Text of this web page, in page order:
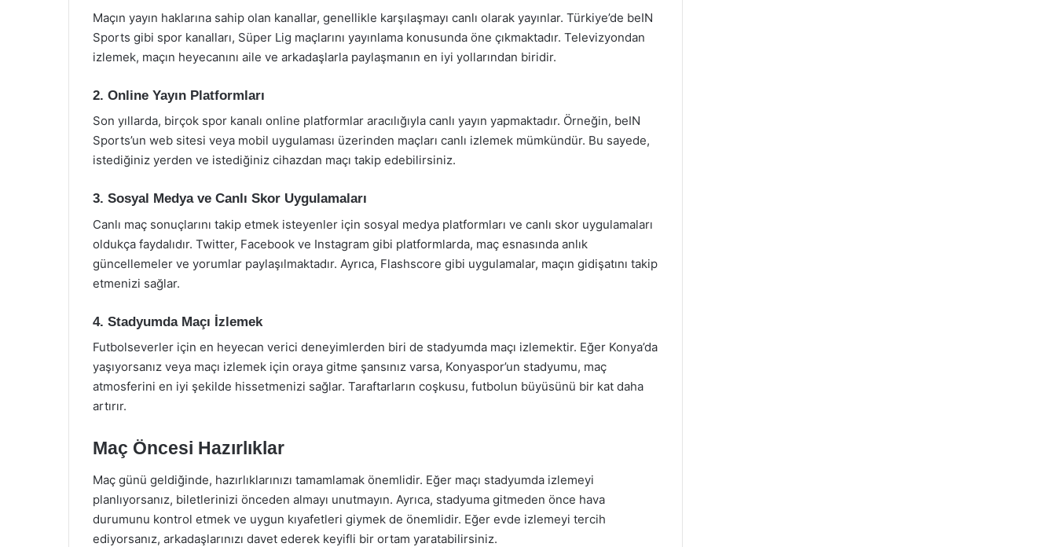
Maçın yayın haklarına sahip olan kanallar, genellikle karşılaşmayı canlı olarak yayınlar. Türkiye’de beIN
Sports gibi spor kanalları, Süper Lig maçlarını yayınlama konusunda öne çıkmaktadır. Televizyondan
izlemek, maçın heyecanını aile ve arkadaşlarla paylaşmanın en iyi yollarından biridir.
2. Online Yayın Platformları
Son yıllarda, birçok spor kanalı online platformlar aracılığıyla canlı yayın yapmaktadır. Örneğin, beIN
Sports’un web sitesi veya mobil uygulaması üzerinden maçları canlı izlemek mümkündür. Bu sayede,
istediğiniz yerden ve istediğiniz cihazdan maçı takip edebilirsiniz.
3. Sosyal Medya ve Canlı Skor Uygulamaları
Canlı maç sonuçlarını takip etmek isteyenler için sosyal medya platformları ve canlı skor uygulamaları
oldukça faydalıdır. Twitter, Facebook ve Instagram gibi platformlarda, maç esnasında anlık
güncellemeler ve yorumlar paylaşılmaktadır. Ayrıca, Flashscore gibi uygulamalar, maçın gidişatını takip
etmenizi sağlar.
4. Stadyumda Maçı İzlemek
Futbolseverler için en heyecan verici deneyimlerden biri de stadyumda maçı izlemektir. Eğer Konya’da
yaşıyorsanız veya maçı izlemek için oraya gitme şansınız varsa, Konyaspor’un stadyumu, maç
atmosferini en iyi şekilde hissetmenizi sağlar. Taraftarların coşkusu, futbolun büyüsünü bir kat daha
artırır.
Maç Öncesi Hazırlıklar
Maç günü geldiğinde, hazırlıklarınızı tamamlamak önemlidir. Eğer maçı stadyumda izlemeyi
planlıyorsanız, biletlerinizi önceden almayı unutmayın. Ayrıca, stadyuma gitmeden önce hava
durumunu kontrol etmek ve uygun kıyafetleri giymek de önemlidir. Eğer evde izlemeyi tercih
ediyorsanız, arkadaşlarınızı davet ederek keyifli bir ortam yaratabilirsiniz.